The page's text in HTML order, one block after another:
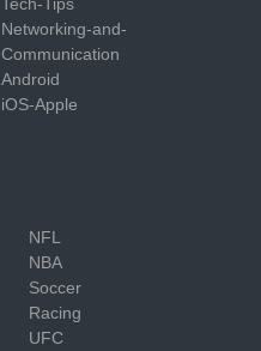
Networking-and-
Communication
Android
iOS-Apple
NFL
NBA
Soccer
Racing
UFC